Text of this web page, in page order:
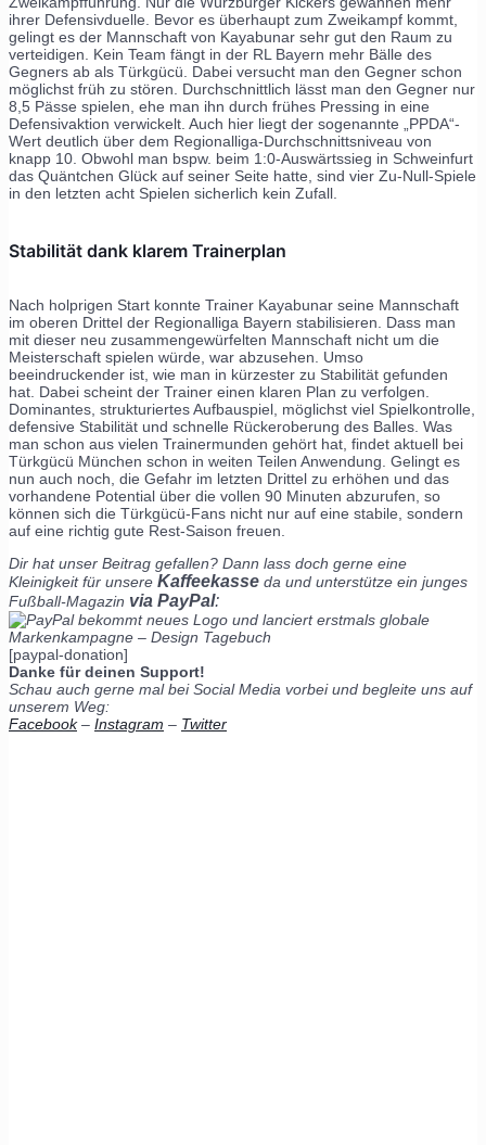
ihrer Defensivduelle. Bevor es überhaupt zum Zweikampf kommt,
gelingt es der Mannschaft von Kayabunar sehr gut den Raum zu
verteidigen. Kein Team fängt in der RL Bayern mehr Bälle des
Gegners ab als Türkgücü. Dabei versucht man den Gegner schon
möglichst früh zu stören. Durchschnittlich lässt man den Gegner nur
8,5 Pässe spielen, ehe man ihn durch frühes Pressing in eine
Defensivaktion verwickelt. Auch hier liegt der sogenannte „PPDA“-
Wert deutlich über dem Regionalliga-Durchschnittsniveau von
knapp 10. Obwohl man bspw. beim 1:0-Auswärtssieg in Schweinfurt
das Quäntchen Glück auf seiner Seite hatte, sind vier Zu-Null-Spiele
in den letzten acht Spielen sicherlich kein Zufall.
Stabilität dank klarem Trainerplan
Nach holprigen Start konnte Trainer Kayabunar seine Mannschaft
im oberen Drittel der Regionalliga Bayern stabilisieren. Dass man
mit dieser neu zusammengewürfelten Mannschaft nicht um die
Meisterschaft spielen würde, war abzusehen. Umso
beeindruckender ist, wie man in kürzester zu Stabilität gefunden
hat. Dabei scheint der Trainer einen klaren Plan zu verfolgen.
Dominantes, strukturiertes Aufbauspiel, möglichst viel Spielkontrolle,
defensive Stabilität und schnelle Rückeroberung des Balles. Was
man schon aus vielen Trainermunden gehört hat, findet aktuell bei
Türkgücü München schon in weiten Teilen Anwendung. Gelingt es
nun auch noch, die Gefahr im letzten Drittel zu erhöhen und das
vorhandene Potential über die vollen 90 Minuten abzurufen, so
können sich die Türkgücü-Fans nicht nur auf eine stabile, sondern
auf eine richtig gute Rest-Saison freuen.
Dir hat unser Beitrag gefallen? Dann lass doch gerne eine
Kleinigkeit für unsere Kaffeekasse da und unterstütze ein junges
Fußball-Magazin via PayPal:
[paypal-donation]
Danke für deinen Support!
Schau auch gerne mal bei Social Media vorbei und begleite uns auf
unserem Weg:
Facebook– Instagram – Twitter